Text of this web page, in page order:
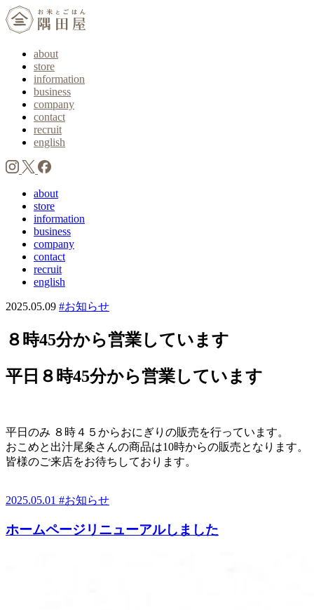
about
store
information
business
company
contact
recruit
english
about
store
information
business
company
contact
recruit
english
2025.05.09 #お知らせ
８時45分から営業しています
平日８時45分から営業しています
平日のみ ８時４５からおにぎりの販売を行っています。
おこめと出汁尾粂さんの商品は10時からの販売となります。
皆様のご来店をお待ちしております。
2025.05.01 #お知らせ
ホームページリニューアルしました